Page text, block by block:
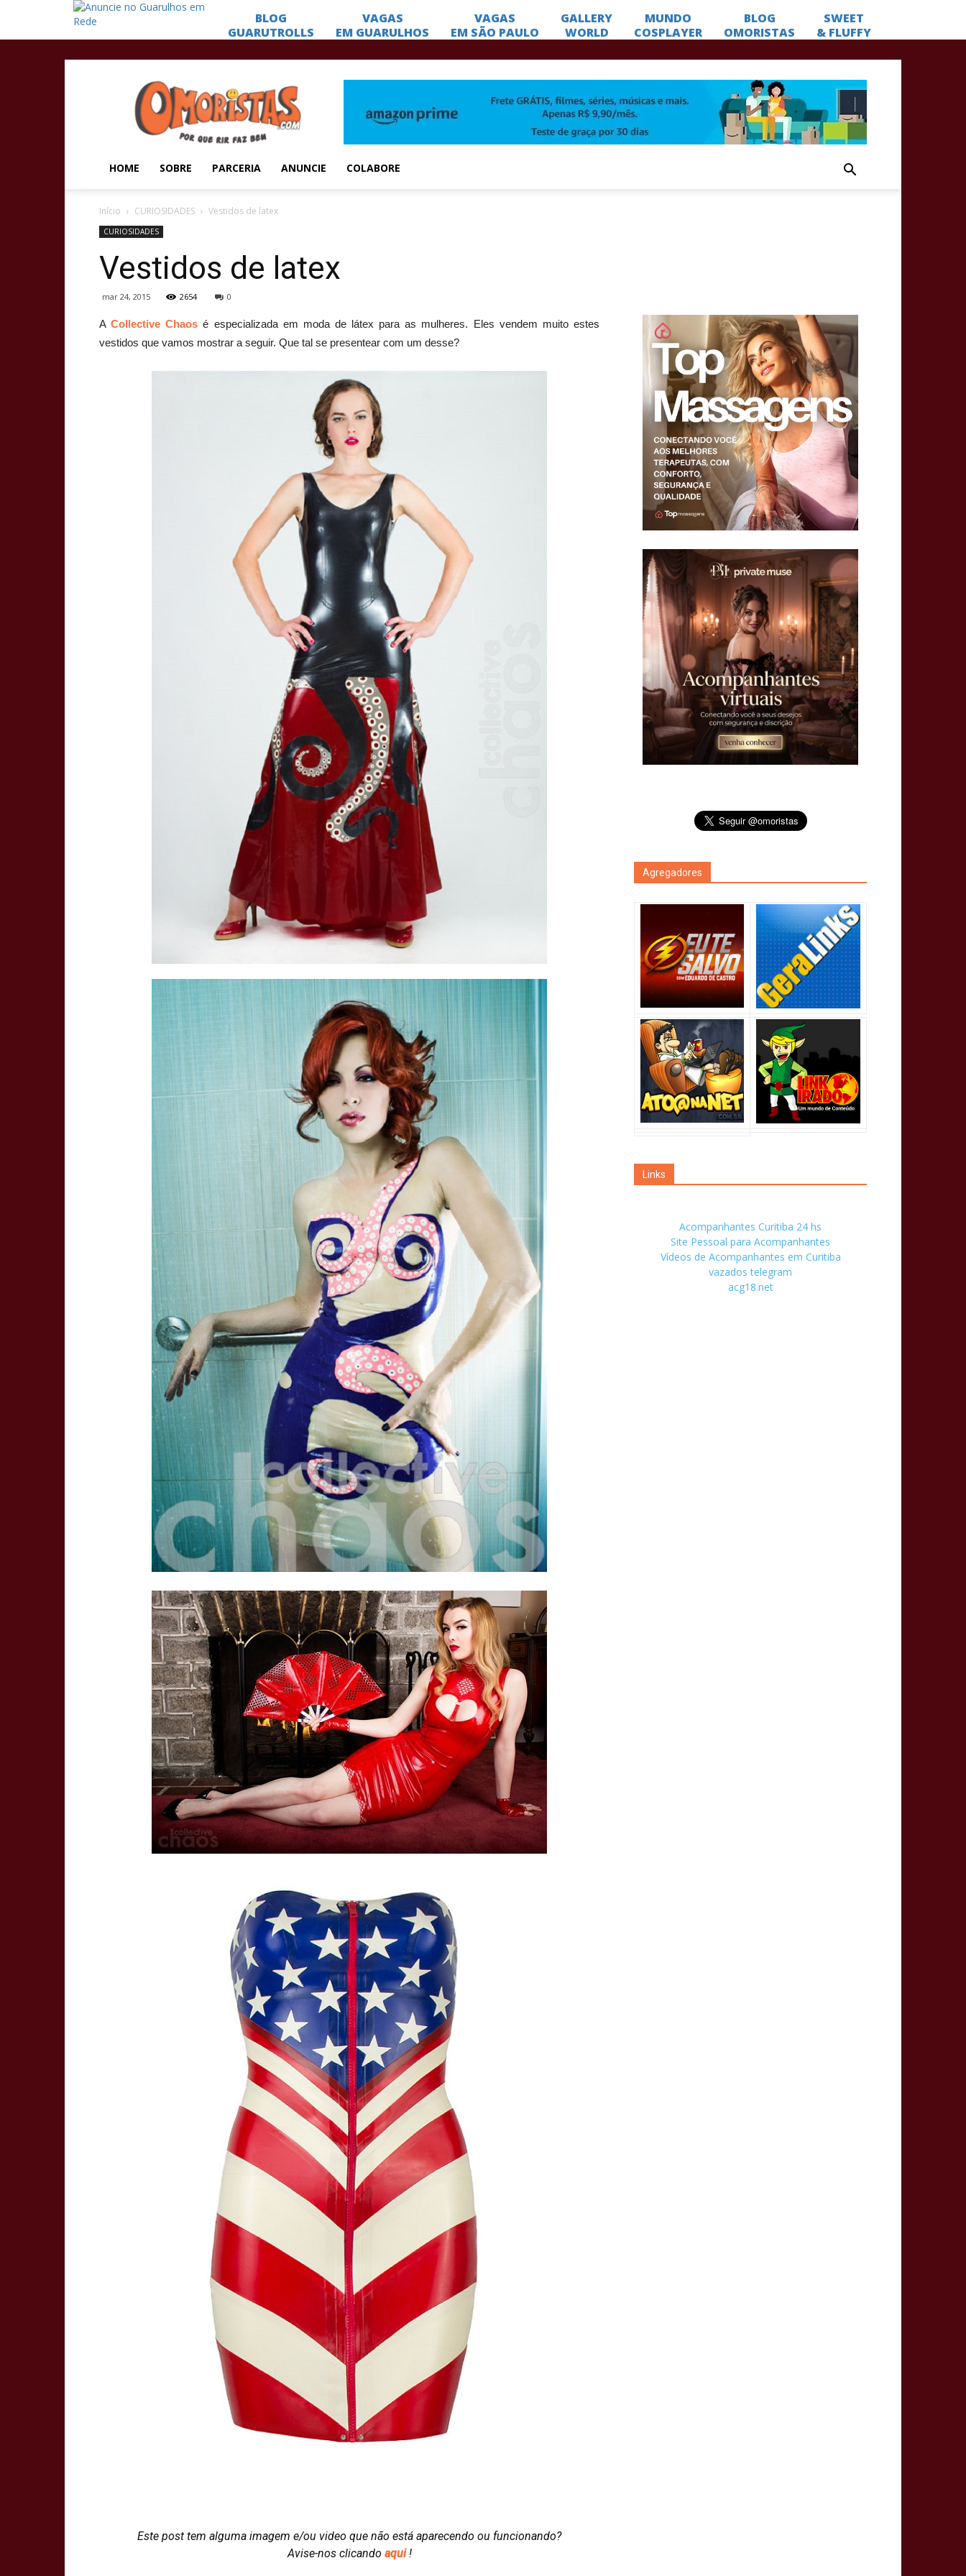
Omoristas
HOME SOBRE PARCERIA ANUNCIE COLABORE
Início CURIOSIDADES Vestidos de latex
CURIOSIDADES
Vestidos de latex
mar 24, 2015 2654 0
ACollective Chaos é especializada em moda de látex para as mulheres. Eles vendem muito estes
vestidos que vamos mostrar a seguir. Que tal se presentear com um desse?
Este post tem alguma imagem e/ou video que não está aparecendo ou funcionando?
Avise-nos clicando aqui!
Agregadores
Links
Acompanhantes Curitiba 24 hs
Site Pessoal para Acompanhantes
Vídeos de Acompanhantes em Curitiba
vazados telegram
acg18.net